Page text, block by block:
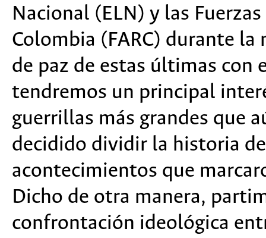
Nacional (ELN) y las
Colombia (FARC) durante
de paz de estas últimas con
tendremos un principal
guerrillas más grandes que
decidido dividir la historia
acontecimientos que
Dicho de otra manera,
confrontación ideológica